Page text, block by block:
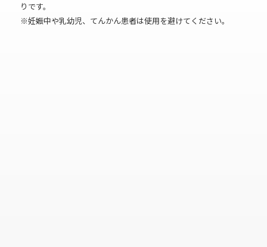
りです。
※妊娠中や乳幼児、てんかん患者は使用を避けてください。